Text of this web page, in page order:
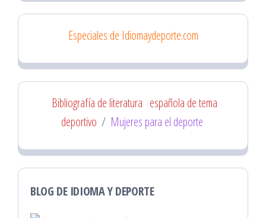
Especiales de Idiomaydeporte.com
Bibliografía de literatura española de tema
deportivo / Mujeres para el deporte
BLOG DE IDIOMA Y DEPORTE